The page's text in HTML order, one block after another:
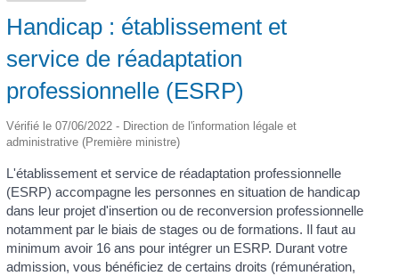
Handicap : établissement et
service de réadaptation
professionnelle (ESRP)
Vérifié le 07/06/2022 - Direction de l'information légale et
administrative (Première ministre)
L'établissement et service de réadaptation professionnelle
(ESRP) accompagne les personnes en situation de handicap
dans leur projet d'insertion ou de reconversion professionnelle
notamment par le biais de stages ou de formations. Il faut au
minimum avoir 16 ans pour intégrer un ESRP. Durant votre
admission, vous bénéficiez de certains droits (rémunération,